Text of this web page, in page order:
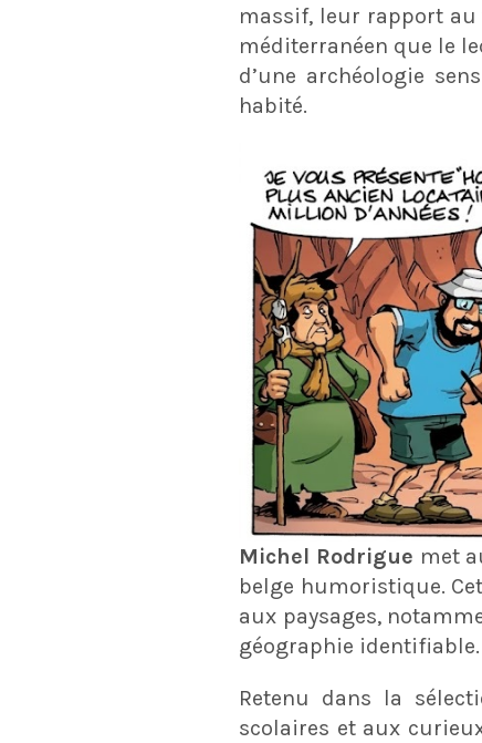
massif, leur rapport
méditerranéen que le
d’une archéologie
habité.
Michel Rodrigue met
belge humoristique.
aux paysages,
géographie identifiable.
Retenu dans la
scolaires et aux